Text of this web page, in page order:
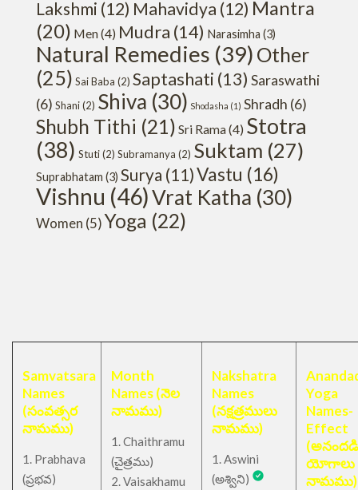
Lakshmi (12) Mahavidya (12) Mantra
(20) Men(4) Mudra (14) Narasimha (3)
Natural Remedies (39) Other
(25) Sai Baba (2) Saptashati (13) Saraswathi
(6) Shani(2) Shiva (30) Shodasha (1) Shradh (6)
Shubh Tithi (21) Sri Rama(4) Stotra
(38) Stuti(2) Subramanya (2) Suktam (27)
Suprabhatam (3) Surya (11)Vastu (16)
Vishnu (46)Vrat Katha (30)
Women (5)Yoga (22)
Samvatsara
Names
(సంవత్సర
నామము)
1. Prabhava
(ప్రభవ)
Month
Names (నెల
నామము)
1. Chaithramu
(చైత్రము)
2. Vaisakhamu
Nakshatra
Names
(నక్షత్రములు
నామము)
1. Aswini
(అశ్విని)
Yoga
Names-
Effect
(అనందడి
యోగాలు
నామము)